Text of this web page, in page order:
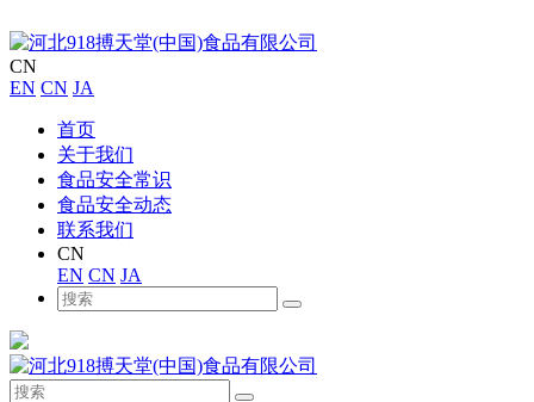
CN
EN CN JA
首页
关于我们
食品安全常识
食品安全动态
联系我们
CN
EN CN JA